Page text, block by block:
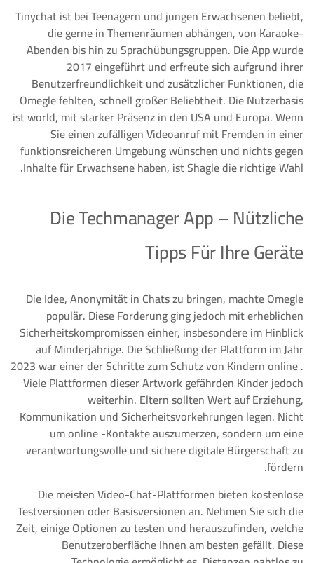
Tinychat ist bei Teenagern und jungen Erwachsenen beliebt,
die gerne in Themenräumen abhängen, von Karaoke-
Abenden bis hin zu Sprachübungsgruppen. Die App wurde
2017 eingeführt und erfreute sich aufgrund ihrer
Benutzerfreundlichkeit und zusätzlicher Funktionen, die
Omegle fehlten, schnell großer Beliebtheit. Die Nutzerbasis
ist world, mit starker Präsenz in den USA und Europa. Wenn
Sie einen zufälligen Videoanruf mit Fremden in einer
funktionsreicheren Umgebung wünschen und nichts gegen
Inhalte für Erwachsene haben, ist Shagle die richtige Wahl.
Die Techmanager App – Nützliche
Tipps Für Ihre Geräte
Die Idee, Anonymität in Chats zu bringen, machte Omegle
populär. Diese Forderung ging jedoch mit erheblichen
Sicherheitskompromissen einher, insbesondere im Hinblick
auf Minderjährige. Die Schließung der Plattform im Jahr
2023 war einer der Schritte zum Schutz von Kindern online .
Viele Plattformen dieser Artwork gefährden Kinder jedoch
weiterhin. Eltern sollten Wert auf Erziehung,
Kommunikation und Sicherheitsvorkehrungen legen. Nicht
um online -Kontakte auszumerzen, sondern um eine
verantwortungsvolle und sichere digitale Bürgerschaft zu
fördern.
Die meisten Video-Chat-Plattformen bieten kostenlose
Testversionen oder Basisversionen an. Nehmen Sie sich die
Zeit, einige Optionen zu testen und herauszufinden, welche
Benutzeroberfläche Ihnen am besten gefällt. Diese